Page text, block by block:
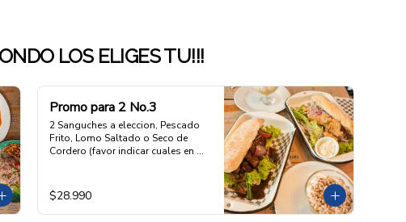
LOS ELIGES TU!!!
Promo para 2 No.3
2 Sanguches a eleccion, Pescado
Frito, Lomo Saltado o Seco de
Cordero (favor indicar cuales en
$28.990